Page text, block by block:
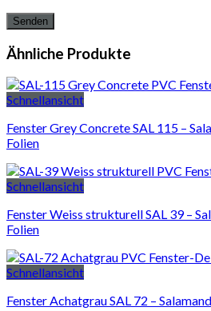
Ähnliche Produkte
Schnellansicht
Fenster Grey Concrete SAL 115 –
Folien
Schnellansicht
Fenster Weiss strukturell SAL 39 –
Folien
Schnellansicht
Fenster Achatgrau SAL 72 –